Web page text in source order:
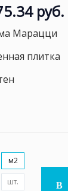
руб.
Марацци
плитка
м2
шт. В